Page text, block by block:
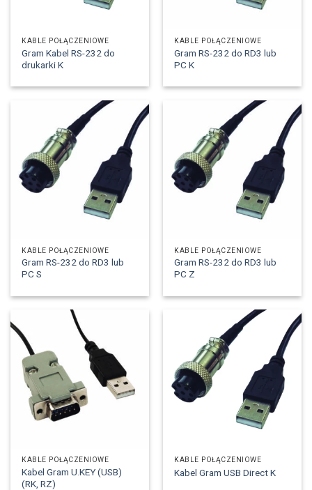
KABLE POŁĄCZENIOWE
Gram Kabel RS-232 do
drukarki K
KABLE POŁĄCZENIOWE
Gram RS-232 do RD3 lub
PC K
KABLE POŁĄCZENIOWE
Gram RS-232 do RD3 lub
PC S
KABLE POŁĄCZENIOWE
Gram RS-232 do RD3 lub
PC Z
KABLE POŁĄCZENIOWE
Kabel Gram U.KEY (USB)
(RK, RZ)
KABLE POŁĄCZENIOWE
Kabel Gram USB Direct K